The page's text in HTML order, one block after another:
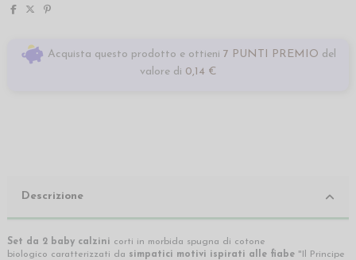
Acquista questo prodotto e ottieni 7 PUNTI PREMIO del
valore di 0,14 €
Descrizione
Set da 2 baby calzini corti in morbida spugna di cotone
biologico caratterizzati da simpatici motivi ispirati alle fiabe "Il Principe